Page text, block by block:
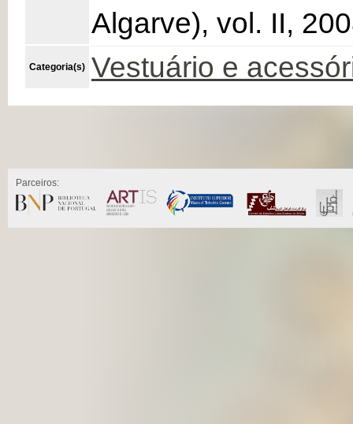
Algarve), vol. II,
Categoria(s) Vestuário e
Parceiros: